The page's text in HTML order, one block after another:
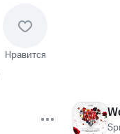
Нравится